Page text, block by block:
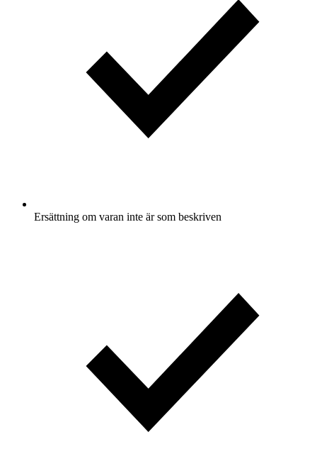
Ersättning om varan inte är som beskriven